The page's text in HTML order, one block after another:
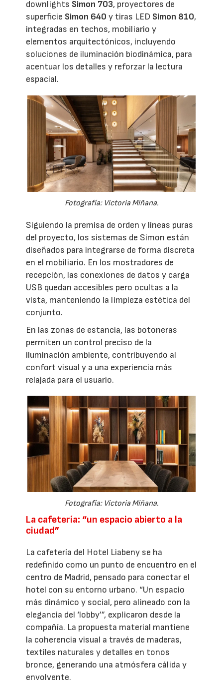
downlights Simon 703, proyectores de
superficie Simon 640 y tiras LED Simon 810,
integradas en techos, mobiliario y
elementos arquitectónicos, incluyendo
soluciones de iluminación biodinámica, para
acentuar los detalles y reforzar la lectura
espacial.
Fotografía: Victoria Miñana.
Siguiendo la premisa de orden y líneas puras
del proyecto, los sistemas de Simon están
diseñados para integrarse de forma discreta
en el mobiliario. En los mostradores de
recepción, las conexiones de datos y carga
USB quedan accesibles pero ocultas a la
vista, manteniendo la limpieza estética del
conjunto.
En las zonas de estancia, las botoneras
permiten un control preciso de la
iluminación ambiente, contribuyendo al
confort visual y a una experiencia más
relajada para el usuario.
Fotografía: Victoria Miñana.
La cafetería: “un espacio abierto a la
ciudad”
La cafetería del Hotel Liabeny se ha
redefinido como un punto de encuentro en el
centro de Madrid, pensado para conectar el
hotel con su entorno urbano. “Un espacio
más dinámico y social, pero alineado con la
elegancia del ‘lobby’”, explicaron desde la
compañía. La propuesta material mantiene
la coherencia visual a través de maderas,
textiles naturales y detalles en tonos
bronce, generando una atmósfera cálida y
envolvente.